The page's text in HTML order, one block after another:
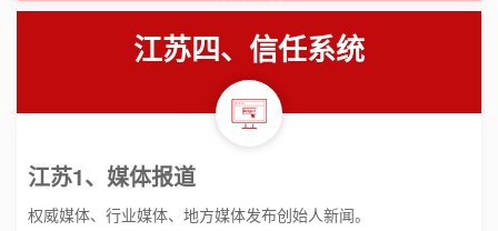
江苏四、信任系统
江苏1、媒体报道
权威媒体、行业媒体、地方媒体发布创始人新闻。